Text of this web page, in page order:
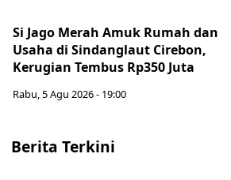
Si Jago Merah Amuk Rumah dan
Usaha di Sindanglaut Cirebon,
Kerugian Tembus Rp350 Juta
Rabu, 5 Agu 2026 - 19:00
Berita Terkini